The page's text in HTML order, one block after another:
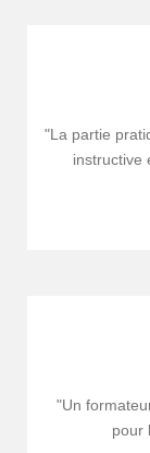
"La partie
instructive
"Un
pour